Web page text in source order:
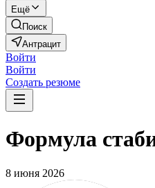
Ещё
Поиск
Антрацит
Войти
Войти
Создать резюме
Формула
8 июня 2026